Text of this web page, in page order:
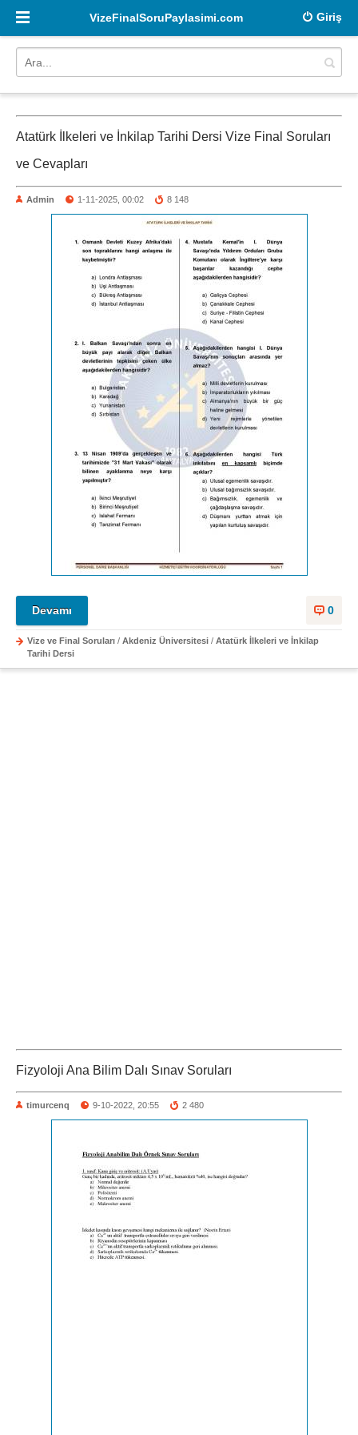
Giriş
VizeFinalSoruPaylasimi.com
Atatürk İlkeleri ve İnkilap Tarihi Dersi Vize Final Soruları
ve Cevapları
Admin 1-11-2025, 00:02 8 148
0
Devamı
Vize ve Final Soruları / Akdeniz Üniversitesi / Atatürk İlkeleri ve İnkilap
Tarihi Dersi
Fizyoloji Ana Bilim Dalı Sınav Soruları
timurcenq 9-10-2022, 20:55 2 480